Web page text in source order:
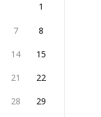
1
7 8
14 15
21 22
28 29